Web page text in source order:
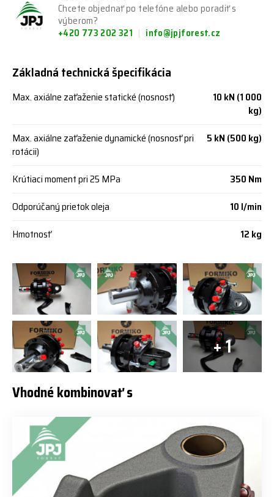
+ 1
Chcete objednať po telefóne alebo poradiť s
výberom?
+420 773 202 321
info@jpjforest.cz
Základná technická špecifikácia
Max. axiálne zaťaženie statické (nosnosť)
10 kN (1 000
kg)
Max. axiálne zaťaženie dynamické (nosnosť pri
rotácii)
5 kN (500 kg)
Krútiaci moment pri 25 MPa
350 Nm
Odporúčaný prietok oleja
10 l/min
Hmotnosť
12 kg
Vhodné kombinovať s